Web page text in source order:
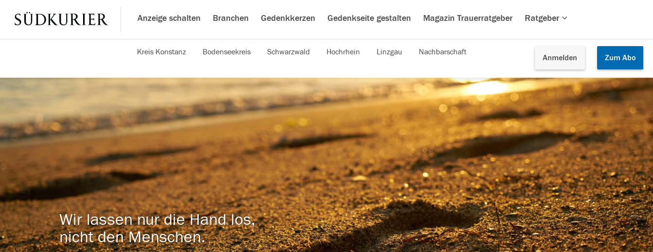
Anzeige schalten Branchen Gedenkkerzen Gedenkseite gestalten Magazin Trauerratgeber Ratgeber
Anmelden Zum Abo
Kreis Konstanz Bodenseekreis Schwarzwald Hochrhein Linzgau Nachbarschaft
Wir lassen nur die Hand los,
nicht den Menschen.